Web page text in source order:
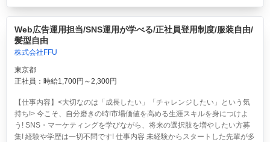
Web広告運用担当/SNS運用が学べる/正社員登用制度/服装自由/
髪型自由
株式会社FFU
東京都
正社員：時給1,700円～2,300円
【仕事内容】<大切なのは「成長したい」「チャレンジしたい」という気
持ち!> 今こそ、自分磨きの時!市場価値を高める生涯スキルを身につけよ
う! SNS・マーケティングを学びながら、将来の選択肢を増やしたい方募
集! 経験や学歴は一切不問です! 仕事内容 未経験からスタートした先輩が多